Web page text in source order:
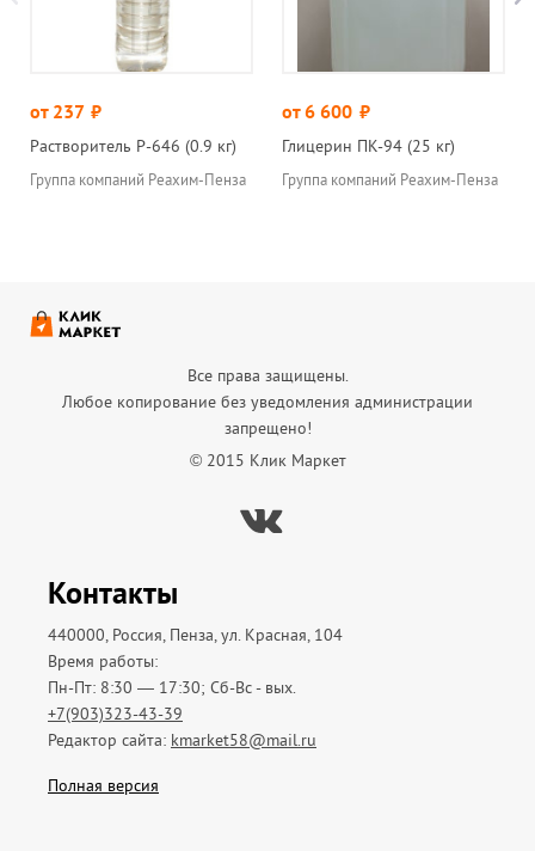
от 237 руб.
Растворитель Р-646 (0.9 кг)
Группа компаний Реахим-Пенза
от 6 600 руб.
Глицерин ПК-94 (25 кг)
Группа компаний Реахим-Пенза
Все права защищены.
Любое копирование без уведомления администрации
запрещено!
© 2015 Клик Маркет
Вконтакте
Контакты
440000, Россия, Пенза, ул. Красная, 104
Время работы:
Пн-Пт: 8:30 — 17:30; Сб-Вс - вых.
+7(903)323-43-39
Редактор сайта: kmarket58@mail.ru
Полная версия